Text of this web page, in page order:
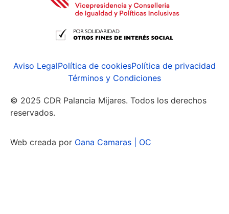
© 2025 CDR Palancia Mijares. Todos los derechos
reservados.
Aviso LegalPolítica de cookiesPolítica de privacidad
Términos y Condiciones
Web creada por Oana Camaras | OC